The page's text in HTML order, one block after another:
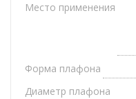
Место применения
Форма плафона
Диаметр плафона